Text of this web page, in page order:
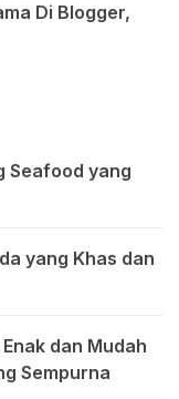
Di Blogger,
Seafood yang
yang Khas dan
dan Mudah
Sempurna